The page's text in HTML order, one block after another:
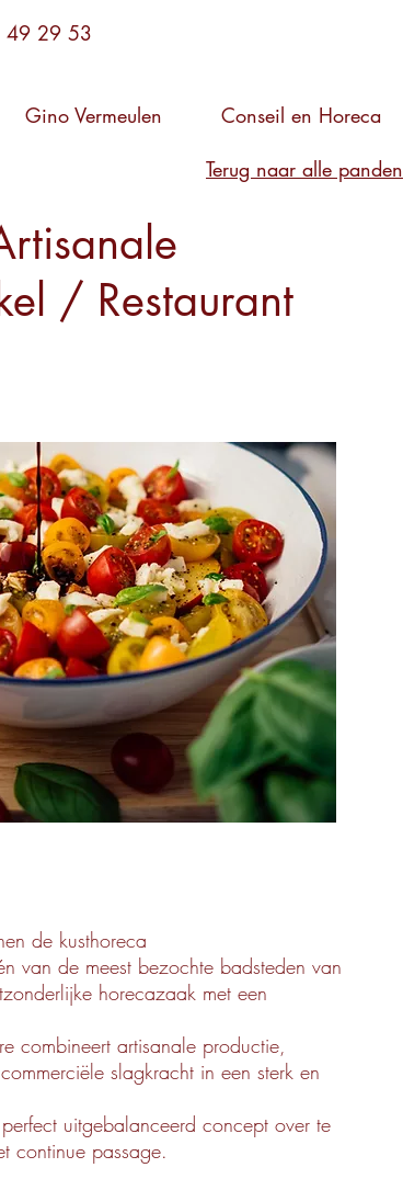
49 29 53
Gino Vermeulen Conseil en Horeca
Terug naar alle panden
/ Restaurant
de kusthoreca
van de meest bezochte badsteden van
horecazaak met een
combineert artisanale productie,
slagkracht in een sterk en
uitgebalanceerd concept over te
continue passage.